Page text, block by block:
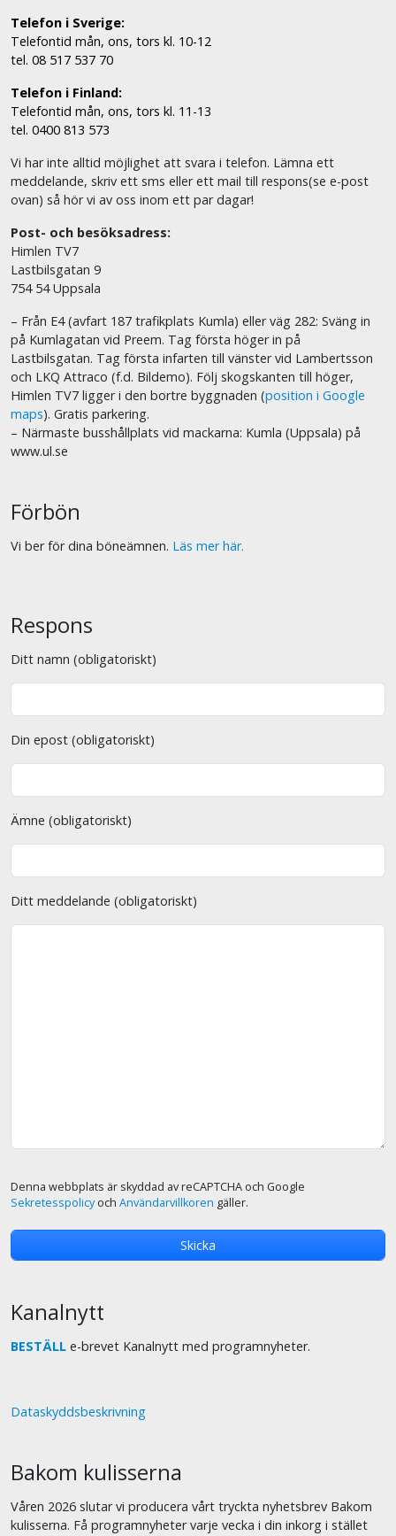
Telefon i Sverige:
Telefontid mån, ons, tors kl. 10-12
tel. 08 517 537 70
Telefon i Finland:
Telefontid mån, ons, tors kl. 11-13
tel. 0400 813 573
Vi har inte alltid möjlighet att svara i telefon. Lämna ett
meddelande, skriv ett sms eller ett mail till respons(se e-post
ovan) så hör vi av oss inom ett par dagar!
Post- och besöksadress:
Himlen TV7
Lastbilsgatan 9
754 54 Uppsala
– Från E4 (avfart 187 trafikplats Kumla) eller väg 282: Sväng in
på Kumlagatan vid Preem. Tag första höger in på
Lastbilsgatan. Tag första infarten till vänster vid Lambertsson
och LKQ Attraco (f.d. Bildemo). Följ skogskanten till höger,
Himlen TV7 ligger i den bortre byggnaden (position i Google
maps). Gratis parkering.
– Närmaste busshållplats vid mackarna: Kumla (Uppsala) på
www.ul.se
Förbön
Vi ber för dina böneämnen. Läs mer här.
Respons
Ditt namn (obligatoriskt)
Din epost (obligatoriskt)
Ämne (obligatoriskt)
Ditt meddelande (obligatoriskt)
Denna webbplats är skyddad av reCAPTCHA och Google
Sekretesspolicyoch Användarvillkoren gäller.
Kanalnytt
BESTÄLL e-brevet Kanalnytt med programnyheter.
Dataskyddsbeskrivning
Bakom kulisserna
Våren 2026 slutar vi producera vårt tryckta nyhetsbrev Bakom
kulisserna. Få programnyheter varje vecka i din inkorg i stället